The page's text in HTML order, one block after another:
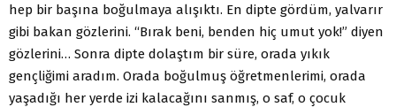
hep bir başına boğulmaya alışıktı. En dipte gördüm, yalvarır
gibi bakan gözlerini. “Bırak beni, benden hiç umut yok!” diyen
gözlerini… Sonra dipte dolaştım bir süre, orada yıkık
gençliğimi aradım. Orada boğulmuş öğretmenlerimi, orada
yaşadığı her yerde izi kalacağını sanmış, o saf, o çocuk